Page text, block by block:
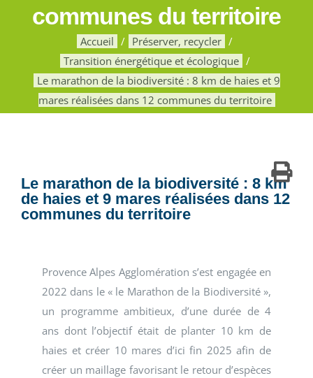
communes du territoire
Accueil
Préserver, recycler
Transition énergétique et écologique
Le marathon de la biodiversité : 8 km de haies et 9
mares réalisées dans 12 communes du territoire
Le marathon de la biodiversité : 8 km
de haies et 9 mares réalisées dans 12
communes du territoire
Provence Alpes Agglomération s’est engagée en
2022 dans le « le Marathon de la Biodiversité »,
un programme ambitieux, d’une durée de 4
ans dont l’objectif était de planter 10 km de
haies et créer 10 mares d’ici fin 2025 afin de
créer un maillage favorisant le retour d’espèces